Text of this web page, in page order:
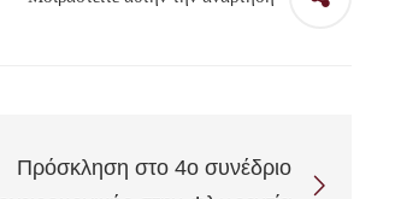
Πρόσκληση στο 4ο συνέδριο